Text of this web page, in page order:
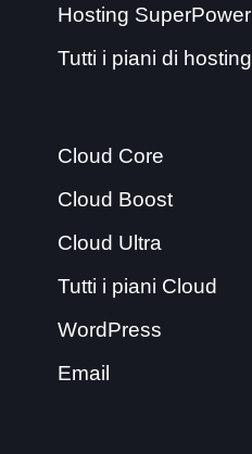
Hosting SuperPower
Tutti i piani di hosting
Cloud Core
Cloud Boost
Cloud Ultra
Tutti i piani Cloud
WordPress
Email